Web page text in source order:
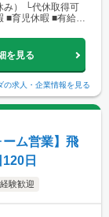
み） └代休取得可
育児休暇 ■有給休
を見る
の求人・企業情報を見る
ーム営業】飛
日
験歓迎